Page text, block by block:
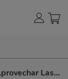
Las